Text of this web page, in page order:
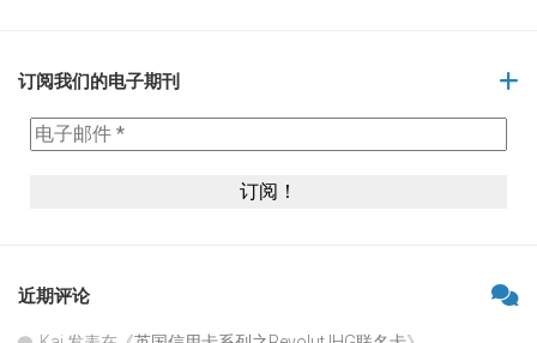
订阅我们的电子期刊
近期评论